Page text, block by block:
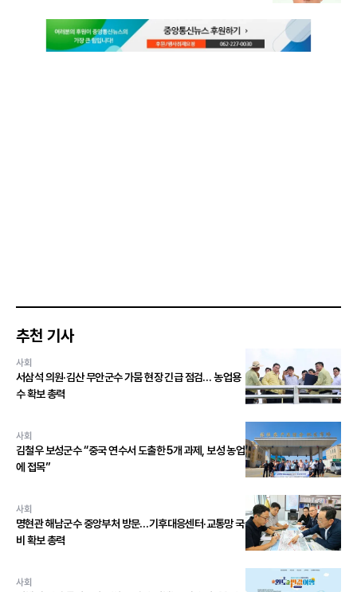
추천 기사
사회
서삼석 의원·김산 무안군수 가뭄 현장 긴급 점검… 농업용
수 확보 총력
사회
김철우 보성군수 “중국 연수서 도출한 5개 과제, 보성 농업
에 접목”
사회
명현관 해남군수 중앙부처 방문…기후대응센터·교통망 국
비 확보 총력
사회